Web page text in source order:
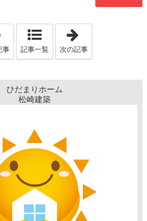
「知らない事を解決するのはマイホーム
事 記事一覧 次の記事
ひだまりホーム
松崎建築